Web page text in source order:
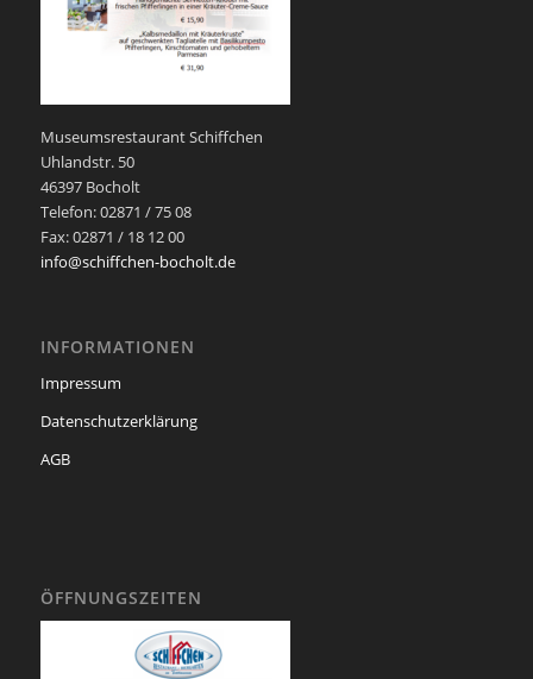
Museumsrestaurant Schiffchen
Uhlandstr. 50
46397 Bocholt
Telefon: 02871 / 75 08
Fax: 02871 / 18 12 00
info@schiffchen-bocholt.de
INFORMATIONEN
Impressum
Datenschutzerklärung
AGB
ÖFFNUNGSZEITEN